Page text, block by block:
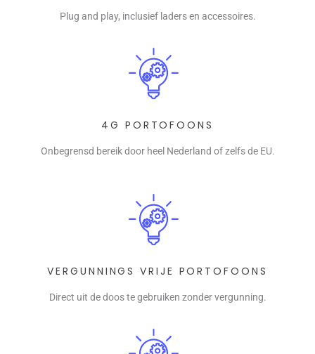
Plug and play, inclusief laders en accessoires.
4G PORTOFOONS
Onbegrensd bereik door heel Nederland of zelfs de EU.
VERGUNNINGS VRIJE PORTOFOONS
Direct uit de doos te gebruiken zonder vergunning.